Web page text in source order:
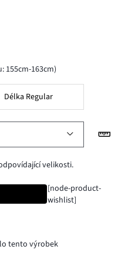
155cm-163cm)
Délka Regular
velikosti.
[node-product-
wishlist]
tento výrobek